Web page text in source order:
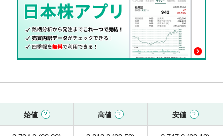
始値 高値 安値